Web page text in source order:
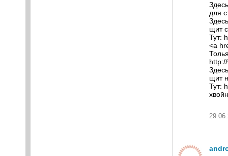
для
щит
Тут:
<a
щит
Тут: